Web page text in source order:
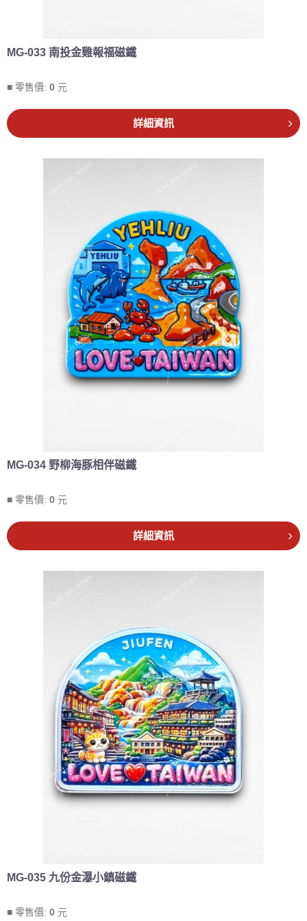
MG-033 南投金雞報福磁鐵
■ 零售價: 0 元
詳細資訊
MG-034 野柳海豚相伴磁鐵
■ 零售價: 0 元
詳細資訊
MG-035 九份金瀑小鎮磁鐵
■ 零售價: 0 元